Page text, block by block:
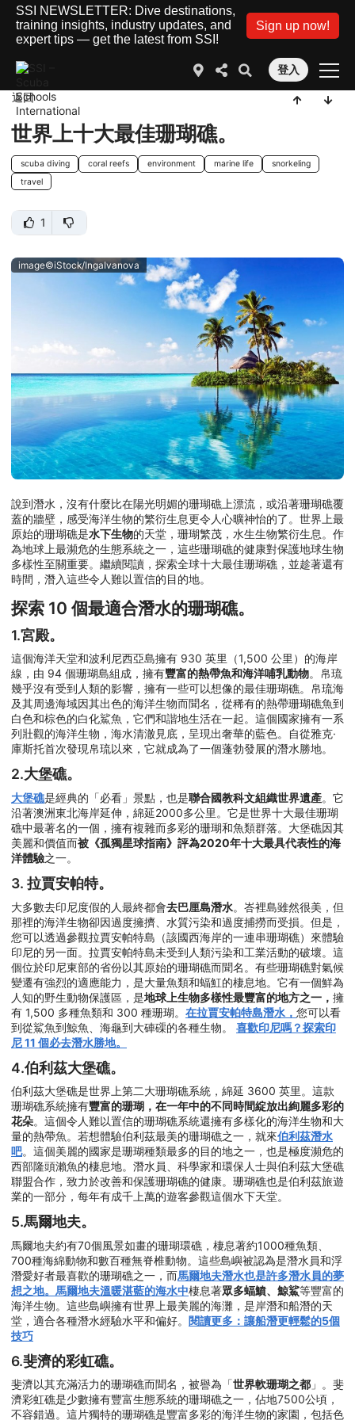
SSI NEWSLETTER: Dive destinations,
training insights, industry updates, and
expert tips — get the latest from SSI!
Sign up now!
登入
返回
世界上十大最佳珊瑚礁。
scuba diving coral reefs environment marine life
snorkeling
travel
1
image©iStock/IngaIvanova
說到潛水，沒有什麼比在陽光明媚的珊瑚礁上漂流，或沿著珊瑚礁覆
蓋的牆壁，感受海洋生物的繁衍生息更令人心曠神怡的了。世界上最
原始的珊瑚礁是水下生物的天堂，珊瑚繁茂，水生生物繁衍生息。作
為地球上最瀕危的生態系統之一，這些珊瑚礁的健康對保護地球生物
多樣性至關重要。繼續閱讀，探索全球十大最佳珊瑚礁，並趁著還有
時間，潛入這些令人難以置信的目的地。
探索 10 個最適合潛水的珊瑚礁。
1.宮殿。
這個海洋天堂和波利尼西亞島擁有 930 英里（1,500 公里）的海岸
線，由 94 個珊瑚島組成，擁有豐富的熱帶魚和海洋哺乳動物。帛琉
幾乎沒有受到人類的影響，擁有一些可以想像的最佳珊瑚礁。帛琉海
及其周邊海域因其出色的海洋生物而聞名，從稀有的熱帶珊瑚礁魚到
白色和棕色的白化鯊魚，它們和諧地生活在一起。這個國家擁有一系
列壯觀的海洋生物，海水清澈見底，呈現出奢華的藍色。自從雅克·
庫斯托首次發現帛琉以來，它就成為了一個蓬勃發展的潛水勝地。
2.大堡礁。
大堡礁是經典的「必看」景點，也是聯合國教科文組織世界遺產。它
沿著澳洲東北海岸延伸，綿延2000多公里。它是世界十大最佳珊瑚
礁中最著名的一個，擁有複雜而多彩的珊瑚和魚類群落。大堡礁因其
美麗和價值而被《孤獨星球指南》評為2020年十大最具代表性的海
洋體驗之一。
3. 拉賈安帕特。
大多數去印尼度假的人最終都會去巴厘島潛水。峇裡島雖然很美，但
那裡的海洋生物卻因過度擁擠、水質污染和過度捕撈而受損。但是，
您可以透過參觀拉賈安帕特島（該國西海岸的一連串珊瑚礁）來體驗
印尼的另一面。拉賈安帕特島未受到人類污染和工業活動的破壞。這
個位於印尼東部的省份以其原始的珊瑚礁而聞名。有些珊瑚礁對氣候
變遷有強烈的適應能力，是大量魚類和蝠魟的棲息地。它有一個鮮為
人知的野生動物保護區，是地球上生物多樣性最豐富的地方之一， 擁
有 1,500 多種魚類和 300 種珊瑚。 在拉賈安帕特島潛水， 您可以看
到從鯊魚到鯨魚、海龜到大硨磲的各種生物。 喜歡印尼嗎？探索印
尼 11 個必去潛水勝地。
4.伯利茲大堡礁。
伯利茲大堡礁是世界上第二大珊瑚礁系統，綿延 3600 英里。這款
珊瑚礁系統擁有豐富的珊瑚，在一年中的不同時間綻放出絢麗多彩的
花朵。這個令人難以置信的珊瑚礁系統還擁有多樣化的海洋生物和大
量的熱帶魚。若想體驗伯利茲最美的珊瑚礁之一，就來伯利茲潛水
吧。這個美麗的國家是珊瑚種類最多的目的地之一，也是極度瀕危的
西部隆頭瀨魚的棲息地。潛水員、科學家和環保人士與伯利茲大堡礁
聯盟合作，致力於改善和保護珊瑚礁的健康。珊瑚礁也是伯利茲旅遊
業的一部分，每年有成千上萬的遊客參觀這個水下天堂。
5.馬爾地夫。
馬爾地夫約有70個風景如畫的珊瑚環礁，棲息著約1000種魚類、
700種海綿動物和數百種無脊椎動物。這些島嶼被認為是潛水員和浮
潛愛好者最喜歡的珊瑚礁之一，而馬爾地夫潛水也是許多潛水員的夢
想之地。馬爾地夫溫暖湛藍的海水中棲息著眾多蝠鱝、鯨鯊等豐富的
海洋生物。這些島嶼擁有世界上最美麗的海灘，是岸潛和船潛的天
堂，適合各種潛水經驗水平和偏好。 閱讀更多：讓船潛更輕鬆的5個
技巧
6.斐濟的彩虹礁。
斐濟以其充滿活力的珊瑚礁而聞名，被譽為「世界軟珊瑚之都 」。斐
濟彩虹礁是少數擁有豐富生態系統的珊瑚礁之一，佔地7500公頃，
不容錯過。這片獨特的珊瑚礁是豐富多彩的海洋生物的家園，包括色